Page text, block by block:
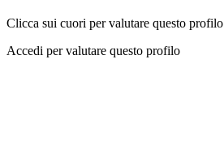
Clicca sui cuori per valutare questo profilo
Accedi per valutare questo profilo